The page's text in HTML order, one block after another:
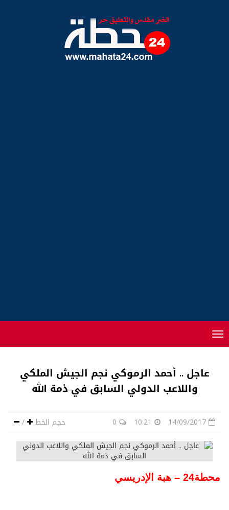
Toggle
navigation
عاجل .. أحمد الرموكي نجم الجيش الملكي
واللاعب الدولي السابق في ذمة الله
حجم الخط / 14/09/2017
10:21
0
محطة24 – هبة الإدريسي